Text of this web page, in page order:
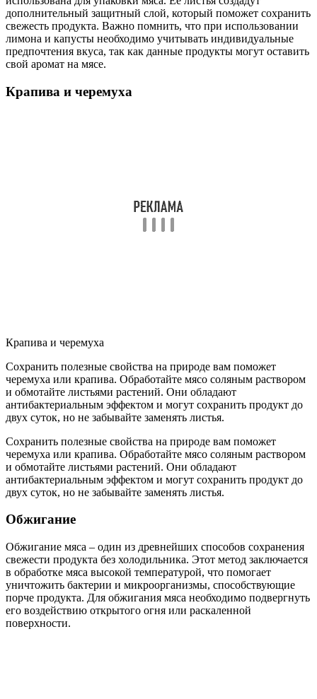
дополнительный защитный слой, который поможет сохранить
свежесть продукта. Важно помнить, что при использовании
лимона и капусты необходимо учитывать индивидуальные
предпочтения вкуса, так как данные продукты могут оставить
свой аромат на мясе.
Крапива и черемуха
Крапива и черемуха
Сохранить полезные свойства на природе вам поможет
черемуха или крапива. Обработайте мясо соляным раствором
и обмотайте листьями растений. Они обладают
антибактериальным эффектом и могут сохранить продукт до
двух суток, но не забывайте заменять листья.
Сохранить полезные свойства на природе вам поможет
черемуха или крапива. Обработайте мясо соляным раствором
и обмотайте листьями растений. Они обладают
антибактериальным эффектом и могут сохранить продукт до
двух суток, но не забывайте заменять листья.
Обжигание
Обжигание мяса – один из древнейших способов сохранения
свежести продукта без холодильника. Этот метод заключается
в обработке мяса высокой температурой, что помогает
уничтожить бактерии и микроорганизмы, способствующие
порче продукта. Для обжигания мяса необходимо подвергнуть
его воздействию открытого огня или раскаленной
поверхности.